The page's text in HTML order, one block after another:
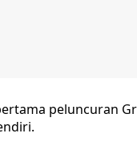
peluncuran